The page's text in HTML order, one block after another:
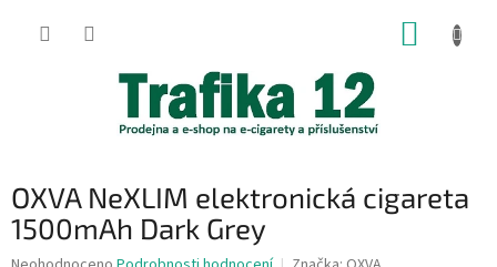
OXVA NeXLIM elektronická cigareta
1500mAh Dark Grey